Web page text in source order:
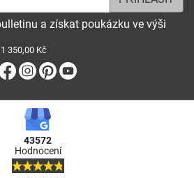
a získat poukázku ve výši
350,00 Kč
Facebook
Instagram
Pinterest
43572
Hodnocení